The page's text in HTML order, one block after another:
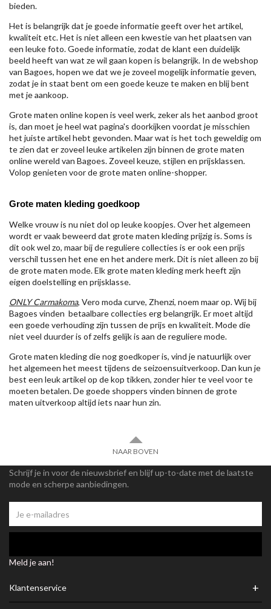
bieden.
Het is belangrijk dat je goede informatie geeft over het artikel,
kwaliteit etc. Het is niet alleen een kwestie van het plaatsen van
een leuke foto. Goede informatie, zodat de klant een duidelijk
beeld heeft van wat ze wil gaan kopen is belangrijk. In de webshop
van Bagoes, hopen we dat we je zoveel mogelijk informatie geven,
zodat je in staat bent om een goede keuze te maken en blij bent
met je aankoop.
Grote maten online kopen is veel werk, zeker als het aanbod groot
is, dan moet je heel wat pagina's doorkijken voordat je misschien
het juiste artikel hebt gevonden. Maar wat is het toch geweldig om
te zien dat er zoveel leuke artikelen zijn binnen de grote maten
online wereld van Bagoes. Zoveel keuze, stijlen en prijsklassen.
Volop genieten voor de grote maten online-shopper.
Grote maten kleding goedkoop
Welke vrouw is nu niet dol op leuke koopjes. Over het algemeen
wordt er vaak beweerd dat grote maten kleding prijzig is. Soms is
dit ook wel zo, maar bij de reguliere collecties is er ook een prijs
verschil tussen het ene en het andere merk. Dit is niet alleen zo bij
de grote maten mode. Elk grote maten kleding merk heeft zijn
eigen doelstelling en prijsklasse.
ONLY Carmakoma, Vero moda curve, Zhenzi, noem maar op. Wij bij
Bagoes vinden betaalbare collecties erg belangrijk. Er moet altijd
een goede verhouding zijn tussen de prijs en kwaliteit. Mode die
niet veel duurder is of zelfs gelijk is aan de reguliere mode.
Grote maten kleding die nog goedkoper is, vind je natuurlijk over
het algemeen het meest tijdens de seizoensuitverkoop. Dan kun je
best een leuk artikel op de kop tikken, zonder hier te veel voor te
moeten betalen. De goede shoppers vinden binnen de grote
maten uitverkoop altijd iets naar hun zin.
NAAR BOVEN
Schrijf je in voor de nieuwsbrief en blijf up-to-date met de laatste
mode en scherpe aanbiedingen.
Meld je aan!
Klantenservice +